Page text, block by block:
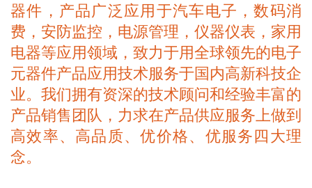
器件， 产品广泛应用于汽车电子，数码消
费，安防监控，电源管理，仪器仪表，家用
电器等应用领域， 致力于用全球领先的电子
元器件产品应用技术服务于国内高新科技企
业。我们拥有资深的技术顾问和经验丰富的
产品销售团队，力求在产品供应服务上做到
高效率、高品质、优价格、优服务四大理
念。